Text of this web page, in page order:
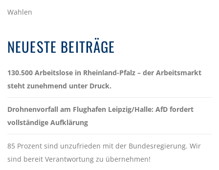
Wahlen
NEUESTE BEITRÄGE
130.500 Arbeitslose in Rheinland-Pfalz – der Arbeitsmarkt
steht zunehmend unter Druck.
Drohnenvorfall am Flughafen Leipzig/Halle: AfD fordert
vollständige Aufklärung
85 Prozent sind unzufrieden mit der Bundesregierung. Wir
sind bereit Verantwortung zu übernehmen!